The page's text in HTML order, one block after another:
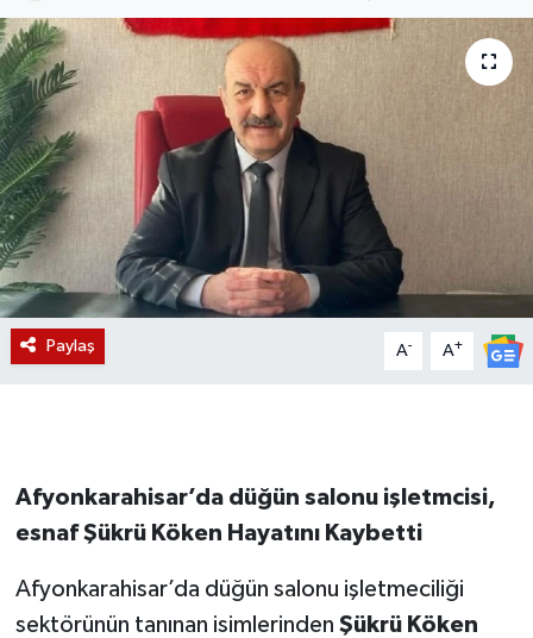
Paylaş A- A+
Afyonkarahisar’da düğün salonu işletmcisi,
esnaf Şükrü Köken Hayatını Kaybetti
Afyonkarahisar’da düğün salonu işletmeciliği
sektörünün tanınan isimlerinden Şükrü Köken
Ekonomi
Magazin
Etkinlikler